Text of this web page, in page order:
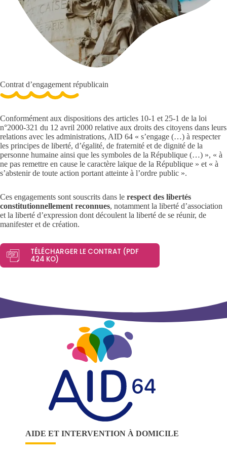
Contrat d’engagement républicain
Conformément aux dispositions des articles 10-1 et 25-1 de la loi
n°2000-321 du 12 avril 2000 relative aux droits des citoyens dans leurs
relations avec les administrations, AID 64 « s’engage (…) à respecter
les principes de liberté, d’égalité, de fraternité et de dignité de la
personne humaine ainsi que les symboles de la République (…) », « à
ne pas remettre en cause le caractère laïque de la République » et « à
s’abstenir de toute action portant atteinte à l’ordre public ».
Ces engagements sont souscrits dans le respect des libertés
constitutionnellement reconnues, notamment la liberté d’association
et la liberté d’expression dont découlent la liberté de se réunir, de
manifester et de création.
TÉLÉCHARGER LE CONTRAT (PDF
424 KO)
AIDE ET INTERVENTION À DOMICILE